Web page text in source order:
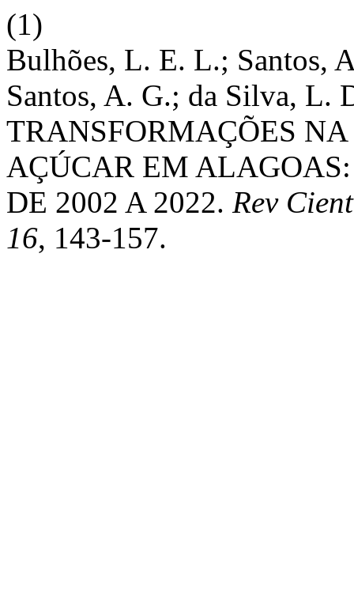
(1)
Bulhões, L. E. L.; Santos,
Santos, A. G.; da Silva, L.
TRANSFORMAÇÕES
AÇÚCAR EM
DE 2002 A 2022. Rev
16, 143-157.